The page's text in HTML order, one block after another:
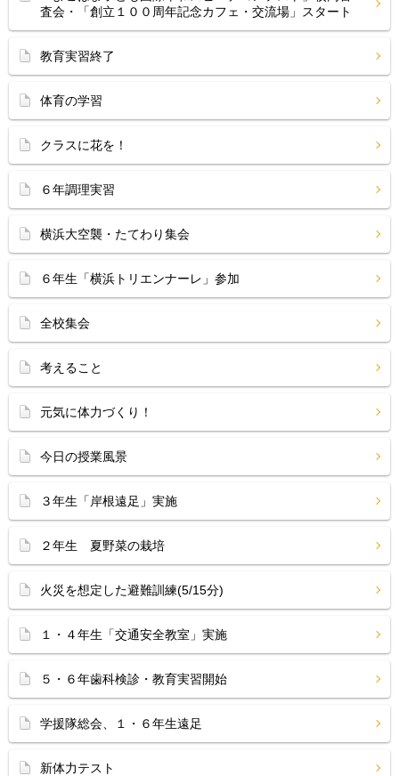
査会・「創立１００周年記念カフェ・交流場」スタート
教育実習終了
体育の学習
クラスに花を！
６年調理実習
横浜大空襲・たてわり集会
６年生「横浜トリエンナーレ」参加
全校集会
考えること
元気に体力づくり！
今日の授業風景
３年生「岸根遠足」実施
２年生 夏野菜の栽培
火災を想定した避難訓練(5/15分)
１・４年生「交通安全教室」実施
５・６年歯科検診・教育実習開始
学援隊総会、１・６年生遠足
新体力テスト